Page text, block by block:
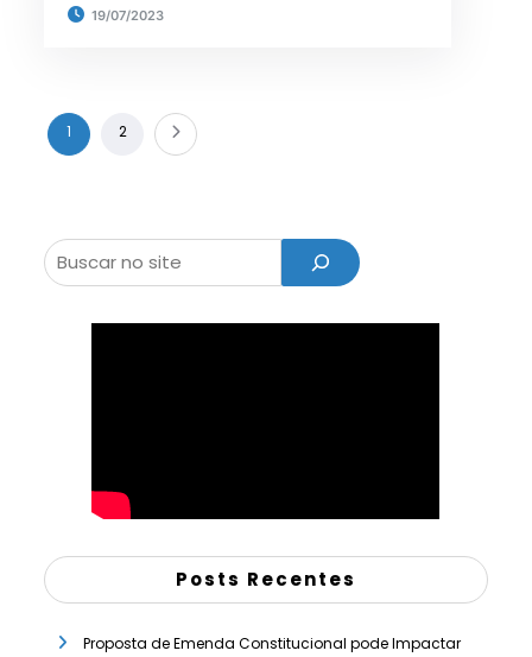
19/07/2023
Paginação
1 2
Posts Recentes
Proposta de Emenda Constitucional pode Impactar